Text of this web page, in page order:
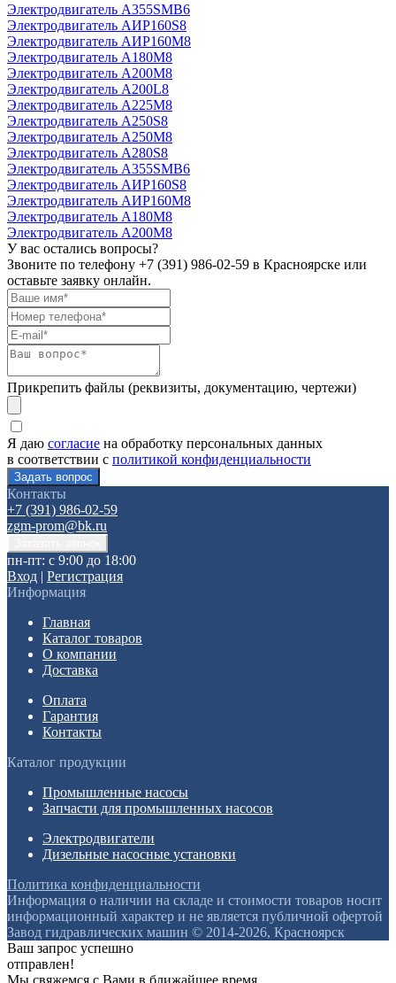
Электродвигатель А355SМВ6
Электродвигатель АИР160S8
Электродвигатель АИР160М8
Электродвигатель А180М8
Электродвигатель А200М8
Электродвигатель А200L8
Электродвигатель А225М8
Электродвигатель А250S8
Электродвигатель А250М8
Электродвигатель А280S8
Электродвигатель А355SМВ6
Электродвигатель АИР160S8
Электродвигатель АИР160М8
Электродвигатель А180М8
Электродвигатель А200М8
У вас остались вопросы?
Звоните по телефону +7 (391) 986-02-59 в Красноярске или
оставьте заявку онлайн.
Прикрепить файлы (реквизиты, документацию, чертежи)
Я даю согласие на обработку персональных данных
в соответствии с политикой конфиденциальности
Контакты
+7 (391) 986-02-59
zgm-prom@bk.ru
пн-пт: с 9:00 до 18:00
Вход | Регистрация
Информация
Главная
Каталог товаров
О компании
Доставка
Оплата
Гарантия
Контакты
Каталог продукции
Промышленные насосы
Запчасти для промышленных насосов
Электродвигатели
Дизельные насосные установки
Политика конфиденциальности
Информация о наличии на складе и стоимости товаров носит
информационный характер и не является публичной офертой
Завод гидравлических машин © 2014-2026, Красноярск
Ваш запрос успешно
отправлен!
Мы свяжемся с Вами в ближайшее время.